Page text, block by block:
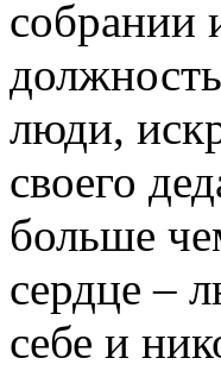
собрании
люди,
своего
больше
сердце –
себе и